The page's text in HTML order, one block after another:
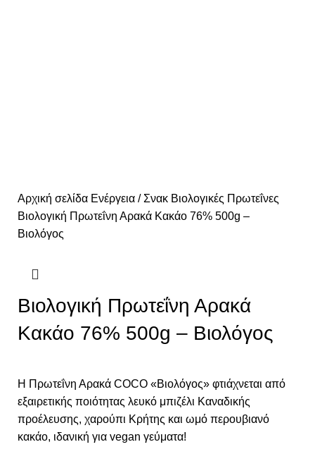
Αρχική σελίδα Ενέργεια / Σνακ Βιολογικές Πρωτεΐνες
Βιολογική Πρωτεΐνη Αρακά Κακάο 76% 500g –
Βιολόγος
Βιολογική Πρωτεΐνη Αρακά
Κακάο 76% 500g – Βιολόγος
Η Πρωτεΐνη Αρακά COCO «Βιολόγος» φτιάχνεται από
εξαιρετικής ποιότητας λευκό μπιζέλι Καναδικής
προέλευσης, χαρούπι Κρήτης και ωμό περουβιανό
κακάο, ιδανική για vegan γεύματα!